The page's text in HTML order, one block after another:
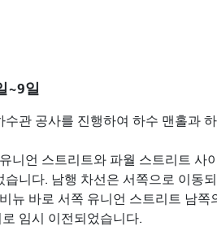
~9일
수관 공사를 진행하여 하수 맨홀과
니언 스트리트와 파월 스트리트 사
습니다. 남행 차선은 서쪽으로 이동
뉴 바로 서쪽 유니언 스트리트 남
임시 이전되었습니다.